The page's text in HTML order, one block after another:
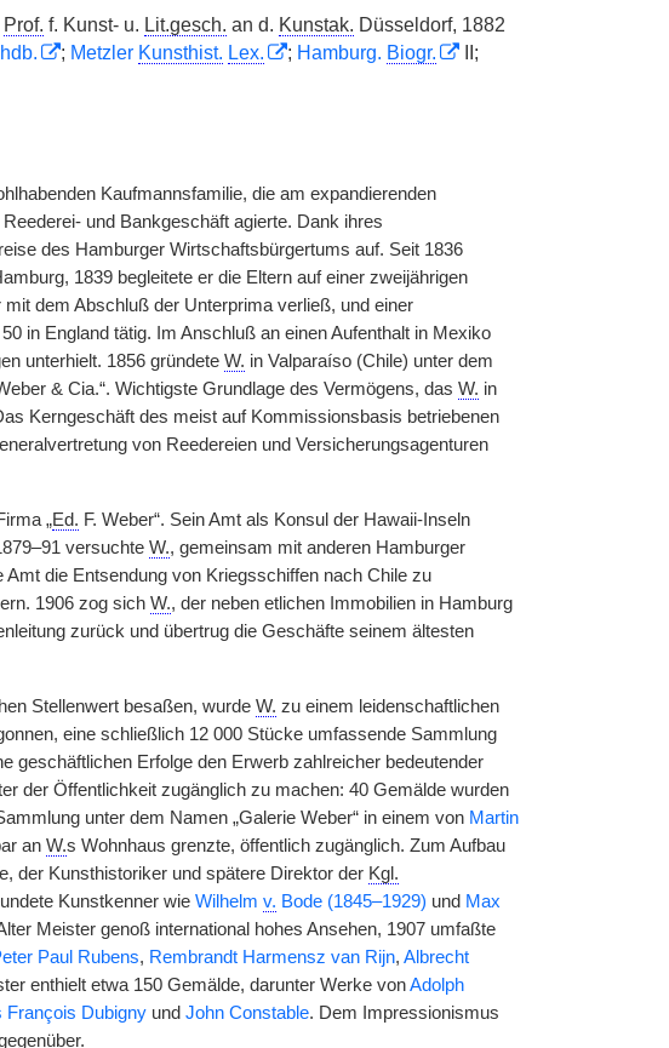
Prof. f. Kunst- u. Lit.gesch. an d. Kunstak. Düsseldorf, 1882
; Metzler Kunsthist. Lex. ; Hamburg. Biogr.
II;
Kaufmannsfamilie, die am expandierenden
und Bankgeschäft agierte. Dank ihres
des Hamburger Wirtschaftsbürgertums auf. Seit 1836
1839 begleitete er die Eltern auf einer zweijährigen
dem Abschluß der Unterprima verließ, und einer
in England tätig. Im Anschluß an einen Aufenthalt in Mexiko
unterhielt. 1856 gründete W. in Valparaíso (Chile) unter dem
& Cia.“. Wichtigste Grundlage des Vermögens, das W. in
Kerngeschäft des meist auf Kommissionsbasis betriebenen
von Reedereien und Versicherungsagenturen
„Ed. F. Weber“. Sein Amt als Konsul der Hawaii-Inseln
versuchte W., gemeinsam mit anderen Hamburger
die Entsendung von Kriegsschiffen nach Chile zu
1906 zog sich W., der neben etlichen Immobilien in Hamburg
zurück und übertrug die Geschäfte seinem ältesten
Stellenwert besaßen, wurde W. zu einem leidenschaftlichen
eine schließlich 12 000 Stücke umfassende Sammlung
geschäftlichen Erfolge den Erwerb zahlreicher bedeutender
der Öffentlichkeit zugänglich zu machen: 40 Gemälde wurden
unter dem Namen „Galerie Weber“ in einem von Martin
an W.s Wohnhaus grenzte, öffentlich zugänglich. Zum Aufbau
der Kunsthistoriker und spätere Direktor der Kgl.
Kunstkenner wie Wilhelm v. Bode (1845–1929) und Max
Meister genoß international hohes Ansehen, 1907 umfaßte
Paul Rubens, Rembrandt Harmensz van Rijn, Albrecht
enthielt etwa 150 Gemälde, darunter Werke vonAdolph
François Dubignyund John Constable. Dem Impressionismus